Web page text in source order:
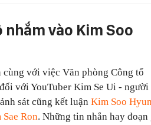
nhắm vào Kim Soo
với việc Văn phòng Công tố
với YouTuber Kim Se Ui - người
sát cũng kết luận Kim Soo
Ron. Những tin nhắn hay đoạn